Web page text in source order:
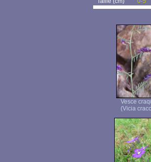
Vesce
(Vicia